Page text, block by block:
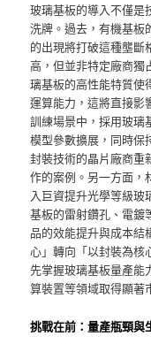
玻璃基板的導入不僅是
洗牌。過去，有機基板
的出現將打破這種壟斷
高，但並非特定廠商
璃基板的高性能特質使
運算能力，這將直接影
訓練場景中，採用玻璃
模型參數擴展，同時保
封裝技術的晶片廠商重
作的案例。另一方面，
入巨資提升光學等級
基板的雷射鑽孔、電鍍
品的效能提升與成本結
心」轉向「以封裝為核
先掌握玻璃基板量產能
算裝置等領域取得顯著
挑戰在前：量產瓶頸與